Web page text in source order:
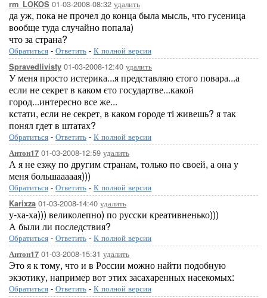
rm_LOKOS 01-03-2008-08:32 удалить
да уж, пока не прочел до конца была мысль, что гусеница
вообще туда случайно попала)
что за страна?
Обратиться - Ответить - К полной версии
Spravedlivisty 01-03-2008-12:40 удалить
У меня просто истерика...я представляю єтого повара...а
если не секрет в каком єто государтве...какой
город...интересно все же...
кстати, если не секрет, в каком городе ті живешь? я так
понял гдет в штатах?
Обратиться - Ответить - К полной версии
Антон17 01-03-2008-12:59 удалить
А я не езжу по другим странам, только по своей, а она у
меня большааааая)))
Обратиться - Ответить - К полной версии
Karixza 01-03-2008-14:40 удалить
у-ха-ха))) великолепно) по русски креативненько)))
А были ли последствия?
Обратиться - Ответить - К полной версии
Антон17 01-03-2008-15:31 удалить
Это я к тому, что и в России можно найти подобную
экзотику, например вот этих засахаренных насекомых:
Обратиться - Ответить - К полной версии